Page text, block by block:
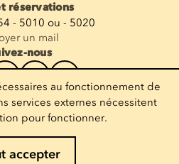
réservations
- 5010 ou - 5020
un mail
nous
la newsletter
votre mail
au fonctionnement de
services externes nécessitent
pour fonctionner.
accepter